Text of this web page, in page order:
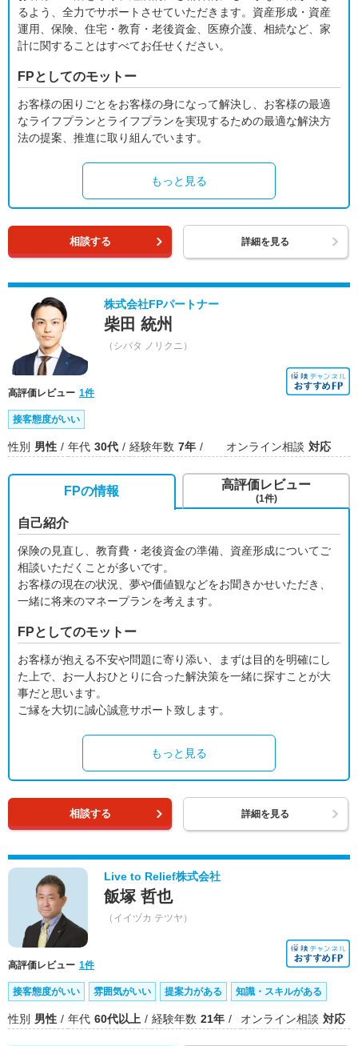
るよう、全力でサポートさせていただきます。資産形成・資産
運用、保険、住宅・教育・老後資金、医療介護、相続など、家
計に関することはすべてお任せください。
FPとしてのモットー
お客様の困りごとをお客様の身になって解決し、お客様の最適
なライフプランとライフプランを実現するための最適な解決方
法の提案、推進に取り組んでいます。
もっと見る
相談する 詳細を見る
株式会社FPパートナー
柴田 統州
（シバタ ノリクニ）
高評価レビュー 1件
接客態度がいい
性別 男性 年代 30代 経験年数 7年 オンライン相談 対応
FPの情報
自己紹介
保険の見直し、教育費・老後資金の準備、資産形成についてご
相談いただくことが多いです。
お客様の現在の状況、夢や価値観などをお聞きかせいただき、
一緒に将来のマネープランを考えます。
FPとしてのモットー
お客様が抱える不安や問題に寄り添い、まずは目的を明確にし
た上で、お一人おひとりに合った解決策を一緒に探すことが大
事だと思います。
ご縁を大切に誠心誠意サポート致します。
もっと見る
高評価レビュー
(1件)
相談する 詳細を見る
Live to Relief株式会社
飯塚 哲也
（イイヅカ テツヤ）
高評価レビュー 1件
接客態度がいい 雰囲気がいい 提案力がある 知識・スキルがある
性別 男性 年代 60代以上 経験年数 21年 オンライン相談 対応